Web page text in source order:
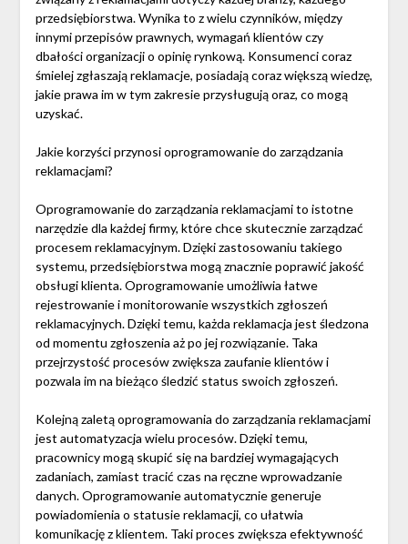
przedsiębiorstwa. Wynika to z wielu czynników, między
innymi przepisów prawnych, wymagań klientów czy
dbałości organizacji o opinię rynkową. Konsumenci coraz
śmielej zgłaszają reklamacje, posiadają coraz większą wiedzę,
jakie prawa im w tym zakresie przysługują oraz, co mogą
uzyskać.
Jakie korzyści przynosi oprogramowanie do zarządzania
reklamacjami?
Oprogramowanie do zarządzania reklamacjami to istotne
narzędzie dla każdej firmy, które chce skutecznie zarządzać
procesem reklamacyjnym. Dzięki zastosowaniu takiego
systemu, przedsiębiorstwa mogą znacznie poprawić jakość
obsługi klienta. Oprogramowanie umożliwia łatwe
rejestrowanie i monitorowanie wszystkich zgłoszeń
reklamacyjnych. Dzięki temu, każda reklamacja jest śledzona
od momentu zgłoszenia aż po jej rozwiązanie. Taka
przejrzystość procesów zwiększa zaufanie klientów i
pozwala im na bieżąco śledzić status swoich zgłoszeń.
Kolejną zaletą oprogramowania do zarządzania reklamacjami
jest automatyzacja wielu procesów. Dzięki temu,
pracownicy mogą skupić się na bardziej wymagających
zadaniach, zamiast tracić czas na ręczne wprowadzanie
danych. Oprogramowanie automatycznie generuje
powiadomienia o statusie reklamacji, co ułatwia
komunikację z klientem. Taki proces zwiększa efektywność